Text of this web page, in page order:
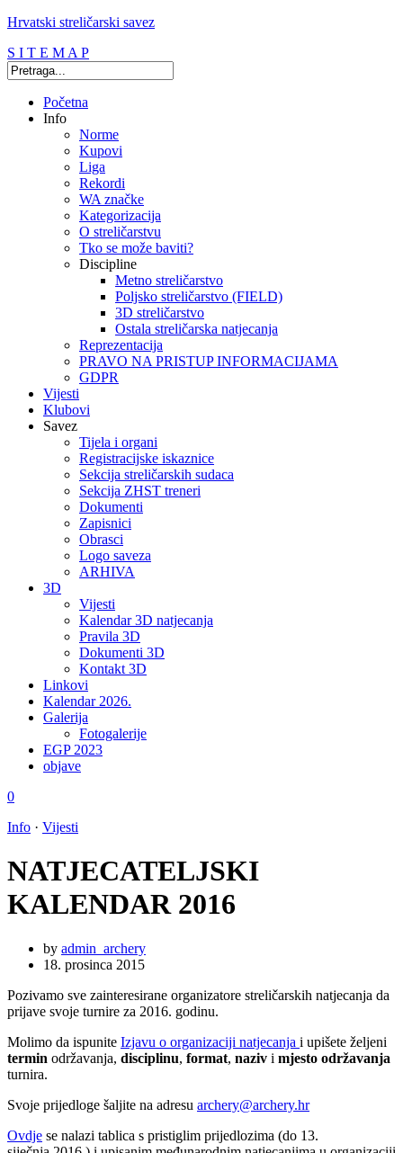
Hrvatski streličarski savez
S I T E M A P
Početna
Info
Norme
Kupovi
Liga
Rekordi
WA značke
Kategorizacija
O streličarstvu
Tko se može baviti?
Discipline
Metno streličarstvo
Poljsko streličarstvo (FIELD)
3D streličarstvo
Ostala streličarska natjecanja
Reprezentacija
PRAVO NA PRISTUP INFORMACIJAMA
GDPR
Vijesti
Klubovi
Savez
Tijela i organi
Registracijske iskaznice
Sekcija streličarskih sudaca
Sekcija ZHST treneri
Dokumenti
Zapisnici
Obrasci
Logo saveza
ARHIVA
3D
Vijesti
Kalendar 3D natjecanja
Pravila 3D
Dokumenti 3D
Kontakt 3D
Linkovi
Kalendar 2026.
Galerija
Fotogalerije
EGP 2023
objave
0
Info · Vijesti
NATJECATELJSKI
KALENDAR 2016
by admin_archery
18. prosinca 2015
Pozivamo sve zainteresirane organizatore streličarskih natjecanja da
prijave svoje turnire za 2016. godinu.
Molimo da ispunite Izjavu o organizaciji natjecanja i upišete željeni
termin održavanja, disciplinu, format, naziv i mjesto održavanja
turnira.
Svoje prijedloge šaljite na adresu archery@archery.hr
Ovdje se nalazi tablica s pristiglim prijedlozima (do 13.